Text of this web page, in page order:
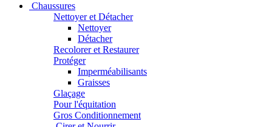
Chaussures
Nettoyer et Détacher
Nettoyer
Détacher
Recolorer et Restaurer
Protéger
Imperméabilisants
Graisses
Glaçage
Pour l'équitation
Gros Conditionnement